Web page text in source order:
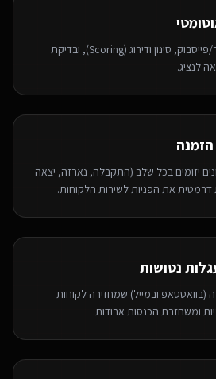
קליטת ליד מהאתר/פייסבוק, סינון ודירוג (Scoring), ובדיקת
לנציג.
יזומים בכל שלב (התקבלה, נארזה, יצאה
את הפניות לשירות הלקוחות.
נטושות
ובמייל) שמחזירה לקוחות
ומשחזרת הכנסות אבודות.